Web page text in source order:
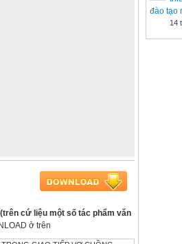
cứ liệu một số tác phẩm văn
ở trên
đào tạo
14